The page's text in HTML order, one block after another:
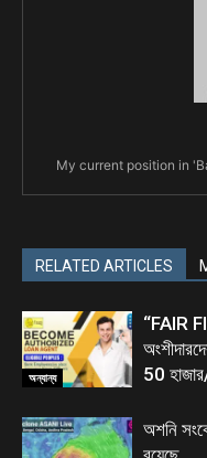
My current position in
RELATED ARTICLES
অন্যান্য
“FAIR
50
অশনি